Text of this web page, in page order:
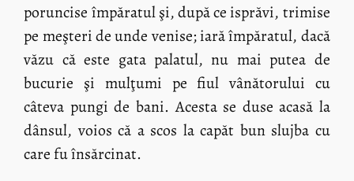
poruncise împăratul şi, după ce isprăvi, trimise
pe meşteri de unde venise; iară împăratul, dacă
văzu că este gata palatul, nu mai putea de
bucurie şi mulţumi pe fiul vânătorului cu
câteva pungi de bani. Acesta se duse acasă la
dânsul, voios că a scos la capăt bun slujba cu
care fu însărcinat.